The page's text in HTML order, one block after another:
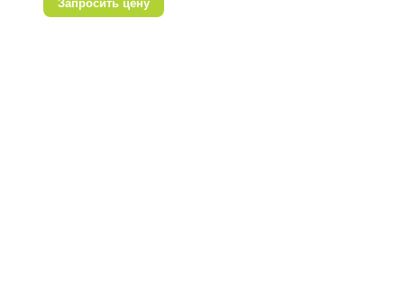
Запросить цену